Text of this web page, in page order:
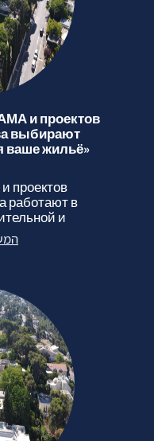
и проектов
выбирают
ваше жильё»
проектов
работают в
и...